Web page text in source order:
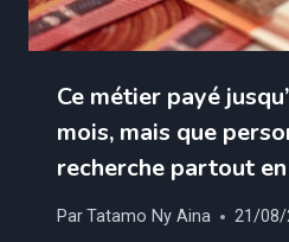
Ce métier payé
mois, mais que
recherche partout
ParTatamo Ny Aina 21/08/